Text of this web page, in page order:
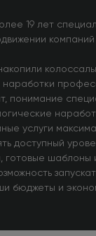
19 лет
наработки
понимание
услуги
доступный
готовые шаблоны
бюджеты и